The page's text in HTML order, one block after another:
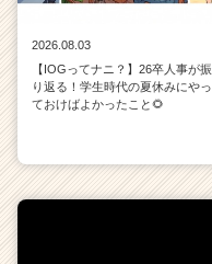
2026.08.03
【IOGってナニ？】26卒人事が振
り返る！学生時代の夏休みにやっ
ておけばよかったこと🌻